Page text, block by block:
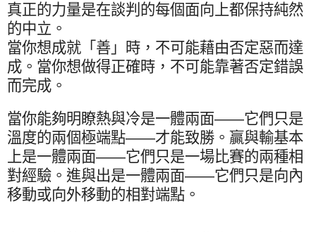
真正的力量是在談判的每個面向上都保持純然
的中立。
當你想成就「善」時，不可能藉由否定惡而達
成。當你想做得正確時，不可能靠著否定錯誤
而完成。
當你能夠明瞭熱與冷是一體兩面——它們只是
溫度的兩個極端點——才能致勝。贏與輸基本
上是一體兩面——它們只是一場比賽的兩種相
對經驗。進與出是一體兩面——它們只是向內
移動或向外移動的相對端點。